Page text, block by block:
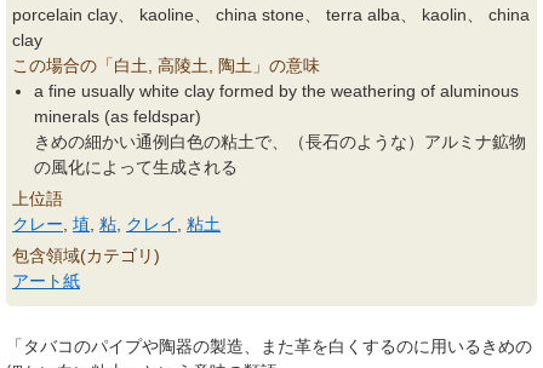
porcelain clay、 kaoline、 china stone、 terra alba、 kaolin、 china
clay
この場合の「白土, 高陵土, 陶土」の意味
a fine usually white clay formed by the weathering of aluminous
minerals (as feldspar)
きめの細かい通例白色の粘土で、（長石のような）アルミナ鉱物
の風化によって生成される
上位語
クレー 埴 粘 クレイ
粘土
包含領域(カテゴリ)
アート紙
「タバコのパイプや陶器の製造、また革を白くするのに用いるきめの